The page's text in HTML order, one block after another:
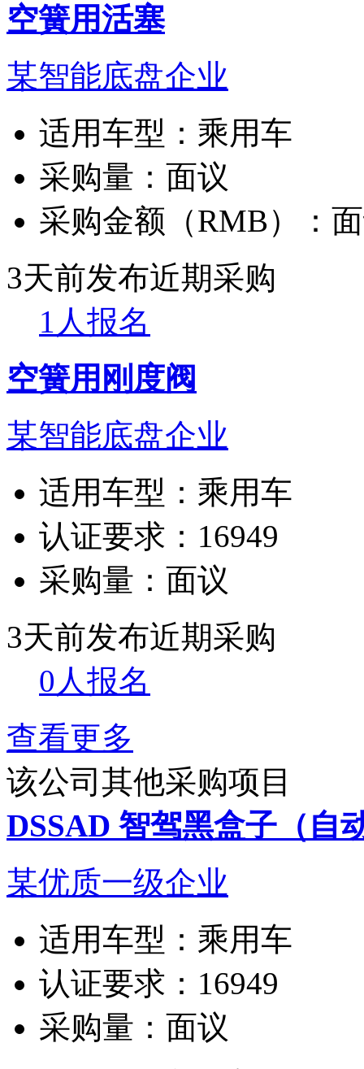
空簧用活塞
某智能底盘企业
适用车型： 乘用车
采购量： 面议
采购金额（RMB）：
3天前发布近期采购
1人报名
空簧用刚度阀
某智能底盘企业
适用车型： 乘用车
认证要求： 16949
采购量： 面议
3天前发布近期采购
0人报名
查看更多
该公司其他采购项目
DSSAD 智驾黑盒子（自
某优质一级企业
适用车型： 乘用车
认证要求： 16949
采购量： 面议